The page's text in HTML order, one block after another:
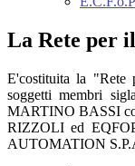
La Rete per
E'costituita la
soggetti membri
MARTINO BASSI
RIZZOLI ed
AUTOMATION